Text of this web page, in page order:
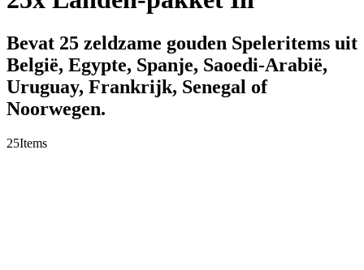
Bevat 25 zeldzame gouden Speleritems uit
België, Egypte, Spanje, Saoedi-Arabië,
Uruguay, Frankrijk, Senegal of
Noorwegen.
25Items